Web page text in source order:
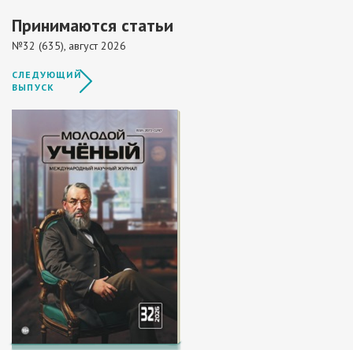
Принимаются статьи
№32 (635), август 2026
СЛЕДУЮЩИЙ
ВЫПУСК